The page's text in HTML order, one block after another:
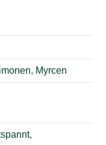
, Myrcen
,